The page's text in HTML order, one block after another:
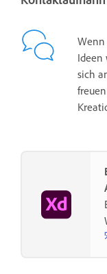
Wenn
Ideen
sich